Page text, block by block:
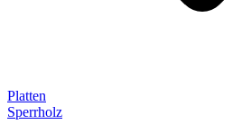
Platten
Sperrholz